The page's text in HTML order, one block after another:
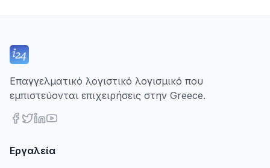
Επαγγελματικό λογιστικό λογισμικό που
εμπιστεύονται επιχειρήσεις στην Greece.
Εργαλεία